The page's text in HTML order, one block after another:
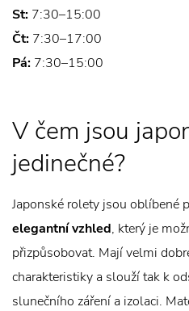
St: 7:30–15:00
Čt: 7:30–17:00
Pá: 7:30–15:00
V čem jsou
jedinečné?
Japonské rolety jsou oblíbené
elegantní vzhled, který je
přizpůsobovat. Mají velmi
charakteristiky a slouží tak k
slunečního záření a izolaci.